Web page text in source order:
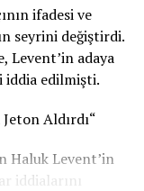
mı?
ifadesi ve
seyrini değiştirdi.
Levent’in adaya
iddia edilmişti.
Aldırdı“
Haluk Levent’in
iddialarını